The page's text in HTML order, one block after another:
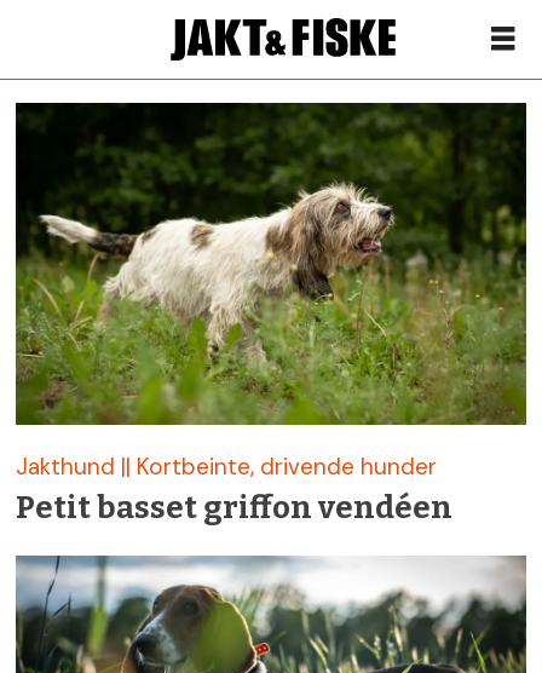
Siste
nytt
om
drivende
hund
–
Jakt
Fiske
Jakthund || Kortbeinte, drivende hunder
Petit basset griffon vendéen